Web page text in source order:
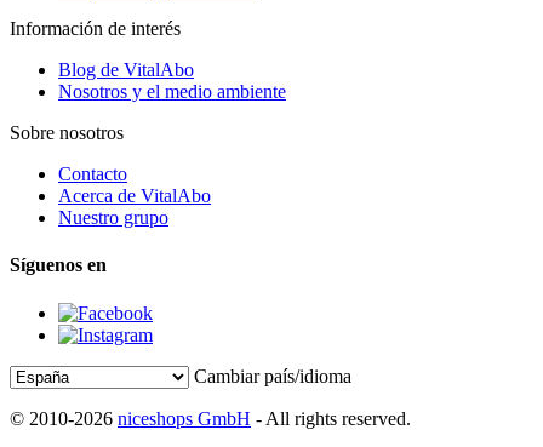
Información de interés
Blog de VitalAbo
Nosotros y el medio ambiente
Sobre nosotros
Contacto
Acerca de VitalAbo
Nuestro grupo
Síguenos en
Cambiar país/idioma
© 2010-2026 niceshops GmbH - All rights reserved.